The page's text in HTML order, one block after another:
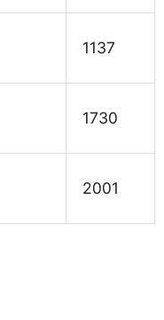
1137
1730
2001